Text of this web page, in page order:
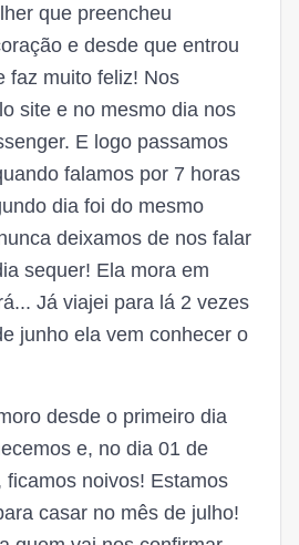
que preencheu
e desde que entrou
faz muito feliz! Nos
site e no mesmo dia nos
E logo passamos
falamos por 7 horas
dia foi do mesmo
deixamos de nos falar
sequer! Ela mora em
Já viajei para lá 2 vezes
junho ela vem conhecer o
desde o primeiro dia
e, no dia 01 de
ficamos noivos! Estamos
casar no mês de julho!